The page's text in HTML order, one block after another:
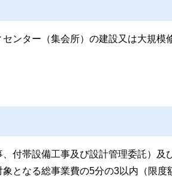
ンター（集会所）の建設又は大規模
付帯設備工事及び設計管理委託）及
となる総事業費の5分の3以内（限度